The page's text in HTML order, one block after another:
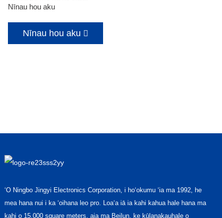
Nīnau hou aku
Nīnau hou aku
ʻO Ningbo Jingyi Electronics Corporation, i hoʻokumu ʻia ma 1992, he
mea hana nui i ka ʻoihana leo pro. Loaʻa iā ia kahi kahua hale hana ma
kahi o 15,000 square meters, aia ma Beilun, ke kūlanakauhale o